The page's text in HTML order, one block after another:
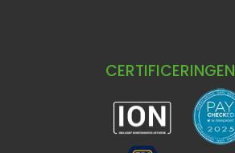
CERTIFICERINGEN